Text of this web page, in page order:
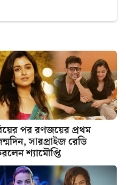
পর রণজয়ের প্রথম
সারপ্রাইজ রেডি
শ্যামৌপ্তি